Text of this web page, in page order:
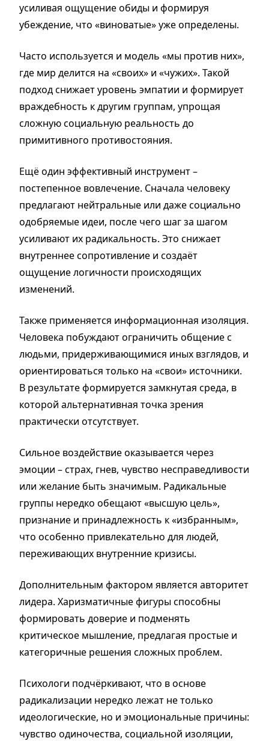
усиливая ощущение обиды и формируя
убеждение, что «виноватые» уже определены.
Часто используется и модель «мы против них»,
где мир делится на «своих» и «чужих». Такой
подход снижает уровень эмпатии и формирует
враждебность к другим группам, упрощая
сложную социальную реальность до
примитивного противостояния.
Ещё один эффективный инструмент –
постепенное вовлечение. Сначала человеку
предлагают нейтральные или даже социально
одобряемые идеи, после чего шаг за шагом
усиливают их радикальность. Это снижает
внутреннее сопротивление и создаёт
ощущение логичности происходящих
изменений.
Также применяется информационная изоляция.
Человека побуждают ограничить общение с
людьми, придерживающимися иных взглядов, и
ориентироваться только на «свои» источники.
В результате формируется замкнутая среда, в
которой альтернативная точка зрения
практически отсутствует.
Сильное воздействие оказывается через
эмоции – страх, гнев, чувство несправедливости
или желание быть значимым. Радикальные
группы нередко обещают «высшую цель»,
признание и принадлежность к «избранным»,
что особенно привлекательно для людей,
переживающих внутренние кризисы.
Дополнительным фактором является авторитет
лидера. Харизматичные фигуры способны
формировать доверие и подменять
критическое мышление, предлагая простые и
категоричные решения сложных проблем.
Психологи подчёркивают, что в основе
радикализации нередко лежат не только
идеологические, но и эмоциональные причины:
чувство одиночества, социальной изоляции,